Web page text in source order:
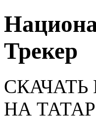
Трекер
НА